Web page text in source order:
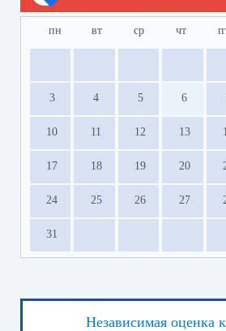
пн вт ср чт
3 4 5 6
10 11 12 13
17 18 19 20
24 25 26 27
31
Независимая оценка